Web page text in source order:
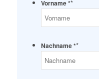
Vorname **
Nachname **